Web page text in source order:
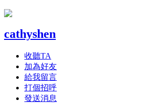
cathyshen
收聽TA
加為好友
給我留言
打個招呼
發送消息